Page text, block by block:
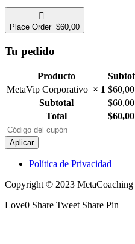
Place Order $60,00
Tu pedido
Producto
MetaVip Corporativo × 1 $60,00
Subtotal
$60,00
Total
$60,00
Aplicar
Política de Privacidad
Copyright © 2023
Love0 Share Tweet Share Pin